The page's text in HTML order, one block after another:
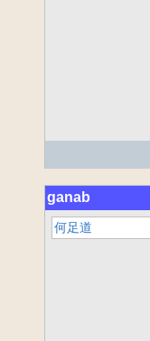
ganab
何足道